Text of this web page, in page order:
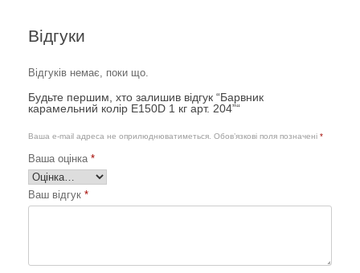
Відгуки
Відгуків немає, поки що.
Будьте першим, хто залишив відгук “Барвник
карамельний колір E150D 1 кг арт. 204”“
Ваша e-mail адреса не оприлюднюватиметься. Обов’язкові поля позначені *
Ваша оцінка *
Ваш відгук *